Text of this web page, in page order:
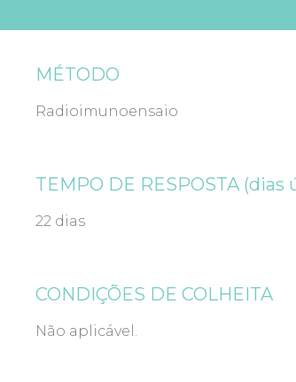
MÉTODO
Radioimunoensaio
TEMPO DE RESPOSTA (dias
22 dias
CONDIÇÕES DE COLHEITA
Não aplicável.